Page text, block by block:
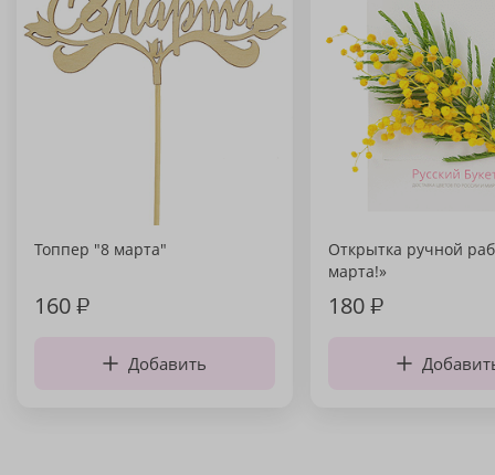
Топпер "8 марта"
160₽
Добавить
Открытка ручной
марта!»
180₽